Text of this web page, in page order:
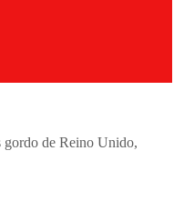
de Reino Unido,